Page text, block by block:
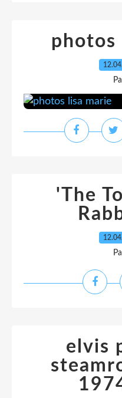
photos
'The
elvis